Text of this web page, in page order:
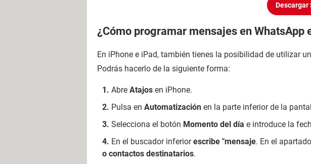
Descargar
¿Cómo programar mensajes en WhatsApp
En iPhone e iPad, también tienes la posibilidad de utilizar
Podrás hacerlo de la siguiente forma:
Abre Atajos en iPhone.
Pulsa en Automatización en la parte inferior de la
Selecciona el botón Momento del día e introduce la
En el buscador inferiorescribe "mensaje. En el apartado
o contactos destinatarios.